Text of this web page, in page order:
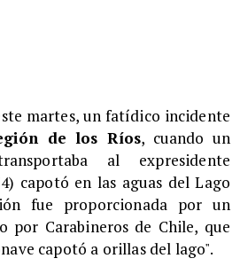
martes, un fatídico incidente
de los Ríos, cuando un
al expresidente
capotó en las aguas del Lago
fue proporcionada por un
por Carabineros de Chile, que
capotó a orillas del lago".